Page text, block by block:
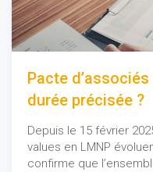
Pacte
durée précisée ?
Depuis le 15 février
values en LMNP
confirme que